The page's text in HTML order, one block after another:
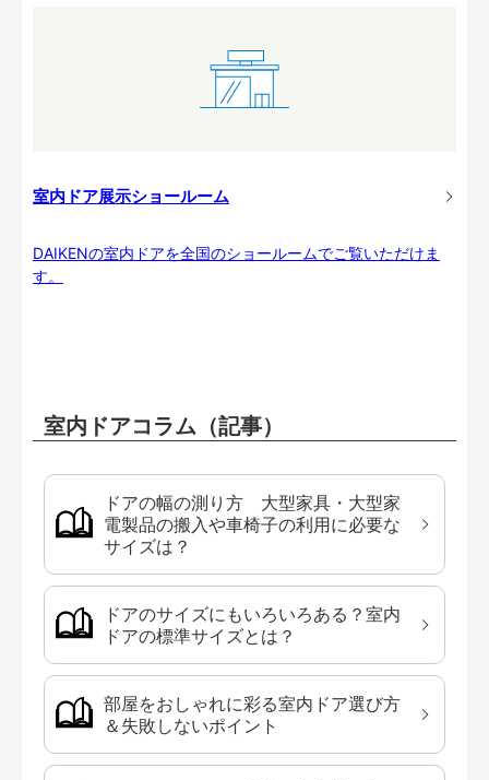
室内ドア展示ショールーム
DAIKENの室内ドアを全国のショールームでご覧いただけま
す。
室内ドアコラム（記事）
ドアの幅の測り方 大型家具・大型家
電製品の搬入や車椅子の利用に必要な
サイズは？
ドアのサイズにもいろいろある？室内
ドアの標準サイズとは？
部屋をおしゃれに彩る室内ドア選び方
＆失敗しないポイント